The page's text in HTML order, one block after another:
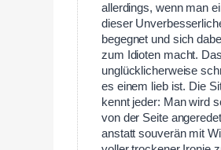
allerdings, wenn man
dieser
begegnet und sich
zum Idioten macht.
unglücklicherweise
es einem lieb ist. Die
kennt jeder: Man wird
von der Seite
anstatt souverän mit